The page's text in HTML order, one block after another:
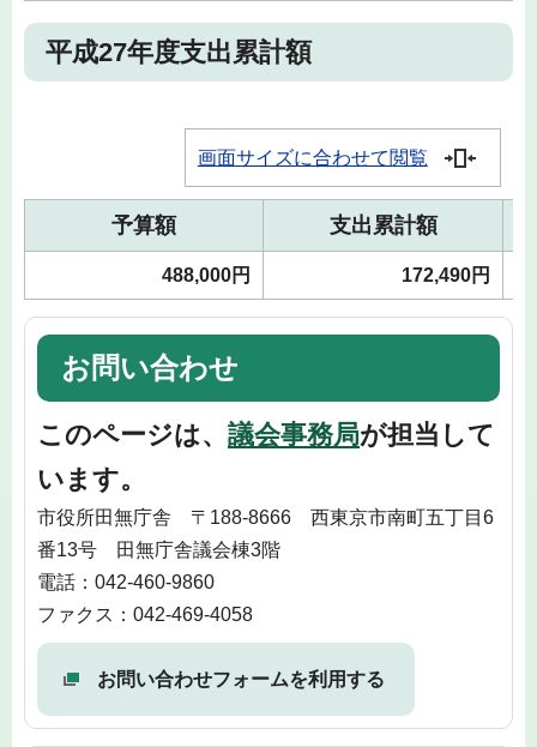
平成27年度支出累計額
画面サイズに合わせて閲覧
予算額 支出累計額
488,000円 172,490円
お問い合わせ
このページは、 議会事務局が担当して
います。
市役所田無庁舎 〒188-8666 西東京市南町五丁目6
番13号 田無庁舎議会棟3階
電話：042-460-9860
ファクス：042-469-4058
お問い合わせフォームを利用する